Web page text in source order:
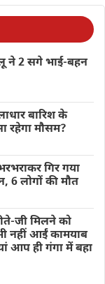
ने 2 सगे भाई-बहन
बारिश के
रहेगा मौसम?
गिर गया
6 लोगों की मौत
जी मिलने को
नहीं आईं कामयाब
आप ही गंगा में बहा